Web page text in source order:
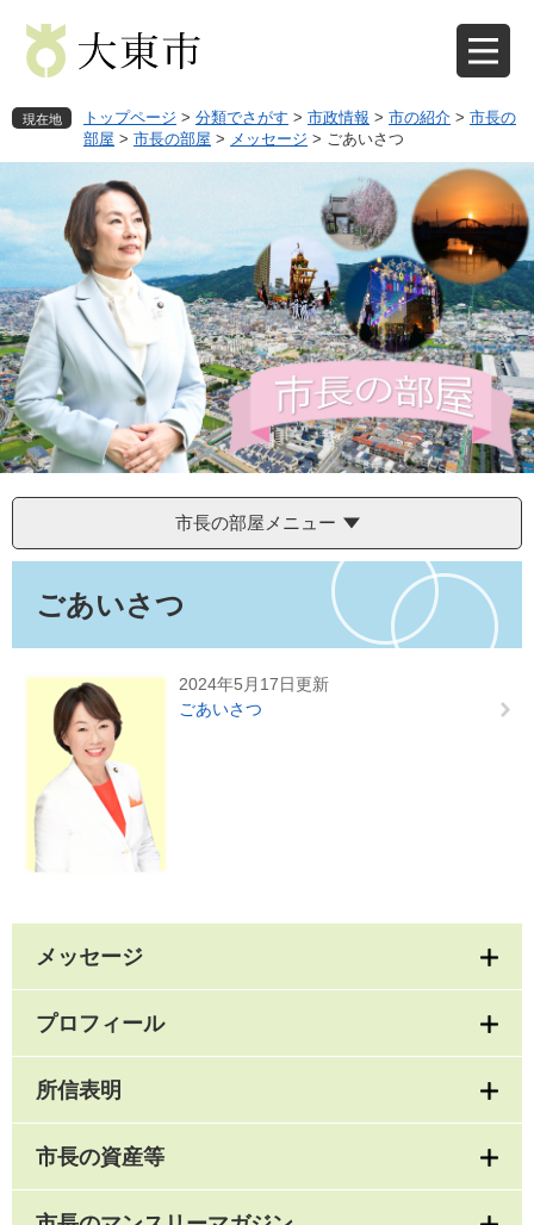
先
で
。
を
ば
て
本
文
へ
現在地 トップページ > 分類でさがす > 市政情報 > 市の紹介 > 市長の
部屋 > 市長の部屋 > メッセージ > ごあいさつ
市長の部屋メニュー
ごあいさつ
2024年5月17日更新
ごあいさつ
メッセージ
プロフィール
所信表明
市長の資産等